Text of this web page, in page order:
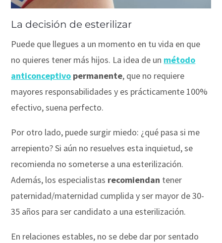
La decisión de esterilizar
Puede que llegues a un momento en tu vida en que
no quieres tener más hijos. La idea de un método
anticonceptivo permanente, que no requiere
mayores responsabilidades y es prácticamente 100%
efectivo, suena perfecto.
Por otro lado, puede surgir miedo: ¿qué pasa si me
arrepiento? Si aún no resuelves esta inquietud, se
recomienda no someterse a una esterilización.
Además, los especialistas recomiendan tener
paternidad/maternidad cumplida y ser mayor de 30-
35 años para ser candidato a una esterilización.
En relaciones estables, no se debe dar por sentado